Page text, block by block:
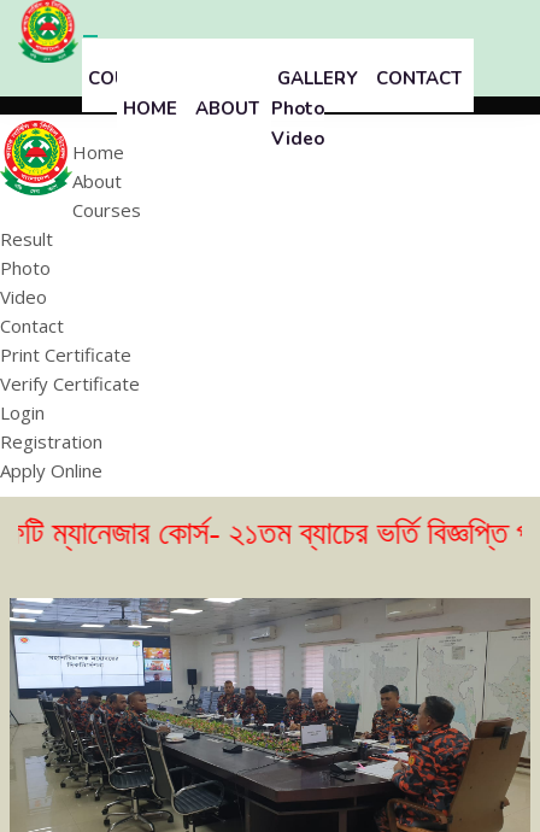
CONTACT
GALLERY
Photo
Video
COURSES
ABOUT
HOME
Home
About
Courses
Result
Photo
Video
Contact
Print Certificate
Verify Certificate
Login
Registration
Apply Online
কোর্স- ২১তম ব্যাচের ভর্তি বিজ্ঞপ্তি প্রকাশ।